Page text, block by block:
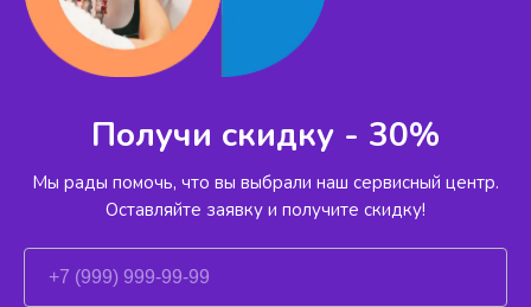
Получи скидку - 30%
Мы рады помочь, что вы выбрали наш сервисный центр.
Оставляйте заявку и получите скидку!